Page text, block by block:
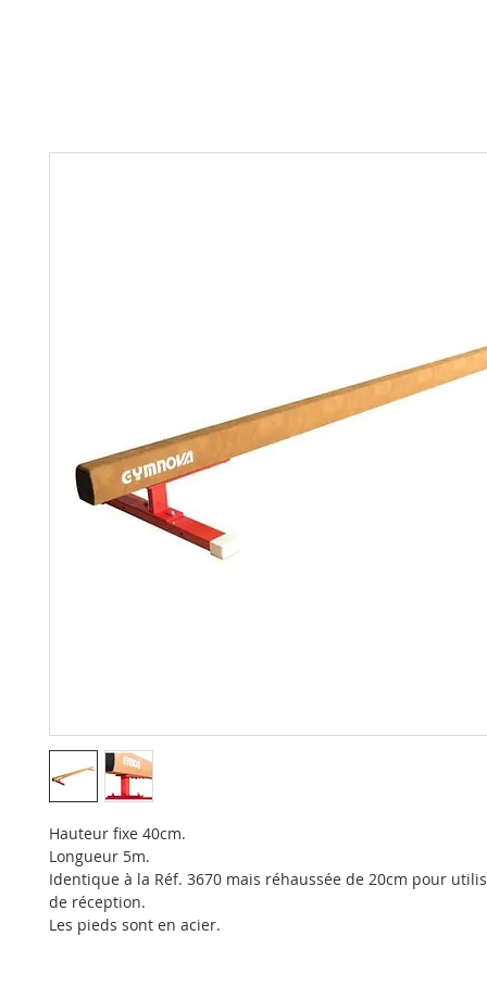
Hauteur fixe 40cm.
Longueur 5m.
Identique à la Réf. 3670 mais réhaussée de 20cm pour
de réception.
Les pieds sont en acier.